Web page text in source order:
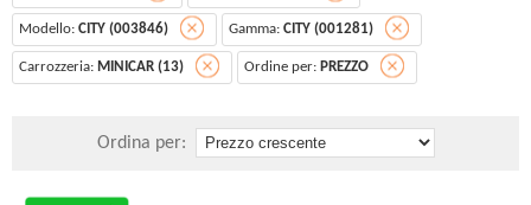
Modello: CITY (003846) Gamma: CITY (001281)
Carrozzeria: MINICAR (13) Ordine per: PREZZO
Ordina per: